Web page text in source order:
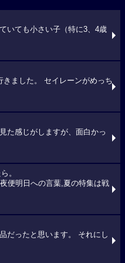
いても小さい子（特に3、4歳
ました。 セイレーンがめっち
た感じがしますが、面白かっ
。
便明日への言葉,夏の特集は戦
だったと思います。 それにし